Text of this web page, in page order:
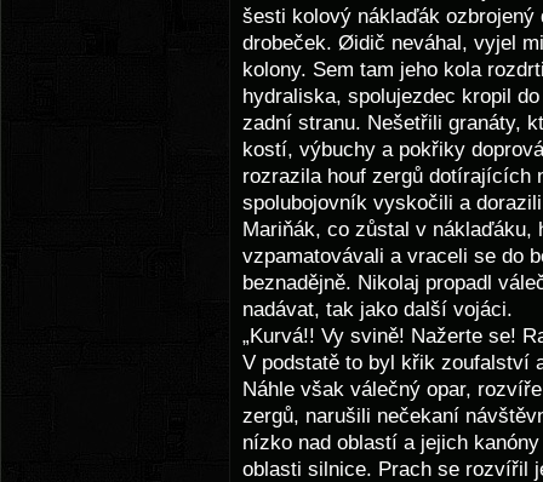
šesti kolový náklaďák ozbrojený
drobeček. Øidič neváhal, vyjel
kolony. Sem tam jeho kola
hydraliska, spolujezdec kropil
zadní stranu. Nešetřili granáty,
kostí, výbuchy a pokřiky
rozrazila houf zergů dotírajících
spolubojovník vyskočili a
Mariňák, co zůstal v
vzpamatovávali a vraceli se do
beznadějně. Nikolaj propadl
nadávat, tak jako další vojáci.
„Kurvá!! Vy svině! Nažerte se!
V podstatě to byl křik zoufalství
Náhle však válečný opar,
zergů, narušili nečekaní
nízko nad oblastí a jejich
oblasti silnice. Prach se rozvířil